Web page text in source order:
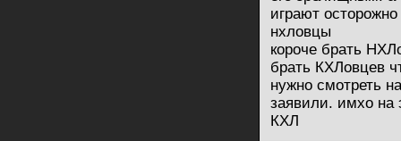
играют
нхловцы
короче брать
брать КХЛовцев
нужно смотреть
заявили. имхо на
КХЛ